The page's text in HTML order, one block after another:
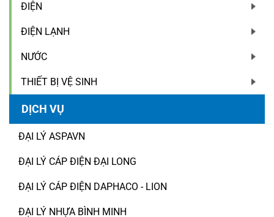
ĐIỆN
ĐIỆN LẠNH
NƯỚC
THIẾT BỊ VỆ SINH
DỊCH VỤ
ĐẠI LÝ ASPAVN
ĐẠI LÝ CÁP ĐIỆN ĐẠI LONG
ĐẠI LÝ CÁP ĐIỆN DAPHACO - LION
ĐẠI LÝ NHỰA BÌNH MINH